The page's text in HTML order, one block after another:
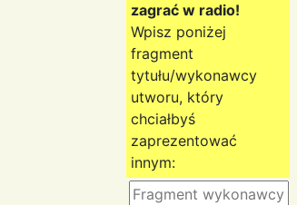
zagrać w radio!
Wpisz poniżej
fragment
tytułu/wykonawcy
utworu, który
chciałbyś
zaprezentować
innym: